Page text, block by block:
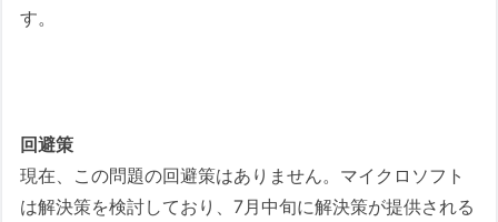
す。
回避策
現在、この問題の回避策はありません。マイクロソフト
は解決策を検討しており、7月中旬に解決策が提供される